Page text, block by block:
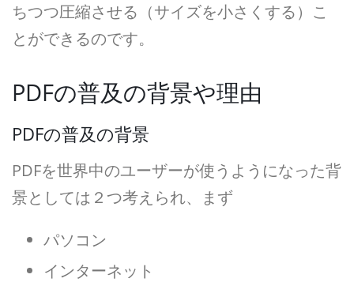
ちつつ圧縮させる（サイズを小さくする）こ
とができるのです。
PDFの普及の背景や理由
PDFの普及の背景
PDFを世界中のユーザーが使うようになった背
景としては２つ考えられ、まず
パソコン
インターネット